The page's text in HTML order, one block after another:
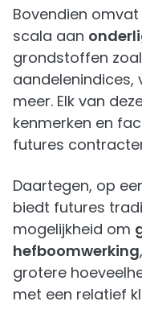
Bovendien omvat
scala aan
grondstoffen
aandelenindices,
meer. Elk van
kenmerken en
futures
Daartegen, op
biedt futures
mogelijkheid om
hefboomwerking
grotere
met een relatief